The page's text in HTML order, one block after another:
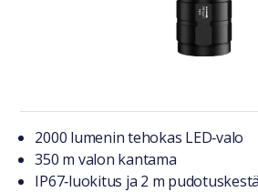
Tuotteesta lyhyesti
2000 lumenin tehokas LED‑valo
350 m valon kantama
IP67‑luokitus ja 2 m